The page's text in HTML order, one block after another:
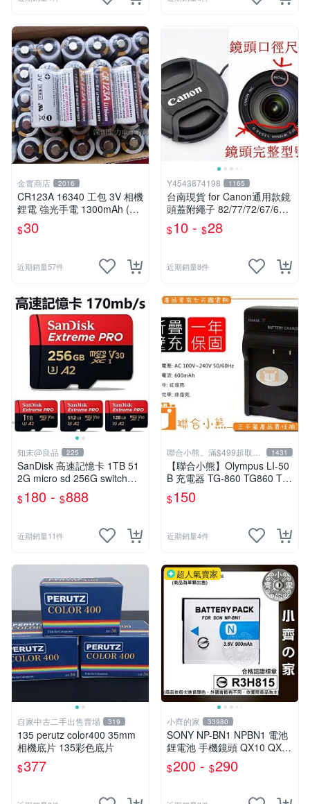
金實商店 2016
CR123A 16340 工包 3V 相機
鋰電 強光手電 1300mAh (一
次性的鋰電池)
$30
近期銷量57件
Y4543874198 1165
台南現貨 for Canon通用款鏡
頭蓋附繩子 82/77/72/67/62/5
8/55/52/49mm
$10 - $28
近期銷量8件
知未@良品 225
SanDisk 高速記憶卡 1TB 51
2G micro sd 256G switch專
用記憶卡 手機TF卡 存儲卡，
運動相機卡
$180 - $888
近期銷量11件
聯合小熊。滿$499超取免
運
1431
【聯合小熊】Olympus LI-50
B 充電器 TG-860 TG860 TG
850 TG820 TG810
$150
近期銷量4件
自家中古二手出售賣場 319
135 perutz color400 35mm
相機底片 135彩色底片
$377
超人氣賣家
小齊的家 33980
SONY NP-BN1 NPBN1 電池
鋰電池 手機鏡頭 QX10 QX30
QX100 KW11香水機 小齊的
家
$200 - $290